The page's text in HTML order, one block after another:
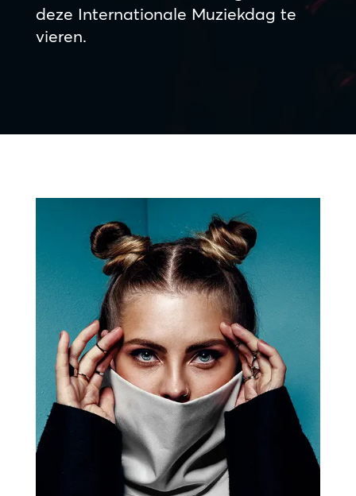
deze Internationale Muziekdag te
vieren.